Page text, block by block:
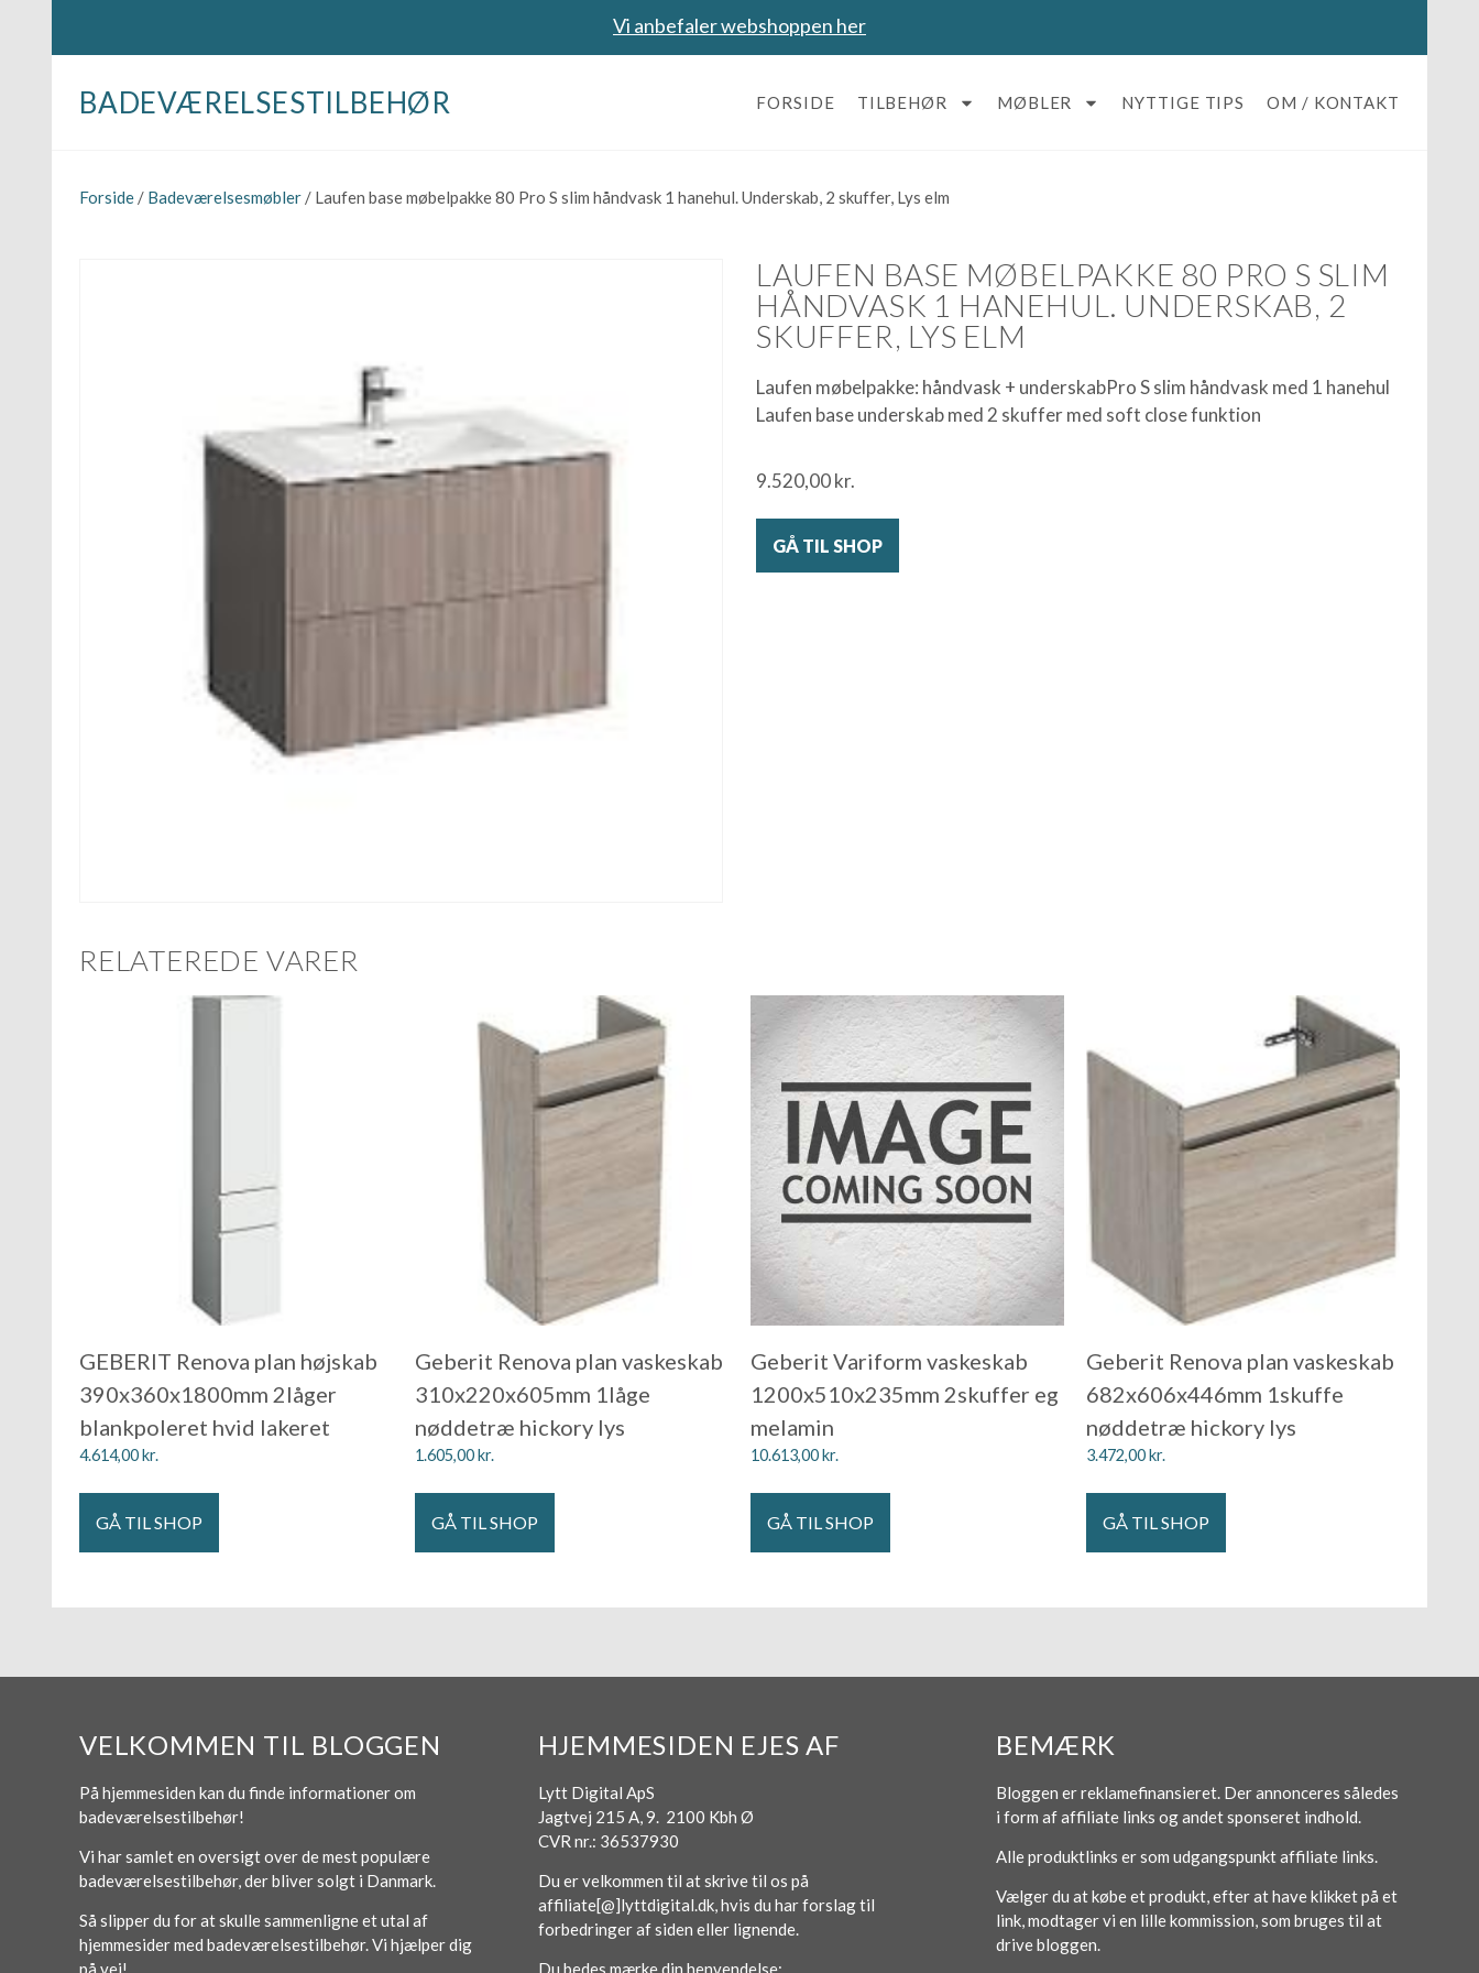
Vi anbefaler webshoppen her
BADEVÆRELSESTILBEHØR FORSIDE TILBEHØR MØBLER NYTTIGE TIPS OM / KONTAKT
Forside / Badeværelsesmøbler / Laufen base møbelpakke 80 Pro S slim håndvask 1 hanehul. Underskab, 2 skuffer, Lys elm
LAUFEN BASE MØBELPAKKE 80 PRO S SLIM
HÅNDVASK 1 HANEHUL. UNDERSKAB, 2
SKUFFER, LYS ELM
Laufen møbelpakke: håndvask + underskabPro S slim håndvask med 1 hanehul
Laufen base underskab med 2 skuffer med soft close funktion
9.520,00kr.
GÅ TIL SHOP
RELATEREDE VARER
GEBERIT Renova plan højskab
390x360x1800mm 2låger
blankpoleret hvid lakeret
4.614,00kr.
GÅ TIL SHOP
Geberit Renova plan vaskeskab
310x220x605mm 1låge
nøddetræ hickory lys
1.605,00kr.
GÅ TIL SHOP
Geberit Variform vaskeskab
1200x510x235mm 2skuffer eg
melamin
10.613,00kr.
GÅ TIL SHOP
Geberit Renova plan vaskeskab
682x606x446mm 1skuffe
nøddetræ hickory lys
3.472,00kr.
GÅ TIL SHOP
VELKOMMEN TIL BLOGGEN
På hjemmesiden kan du finde informationer om
badeværelsestilbehør!
Vi har samlet en oversigt over de mest populære
badeværelsestilbehør, der bliver solgt i Danmark.
Så slipper du for at skulle sammenligne et utal af
hjemmesider med badeværelsestilbehør. Vi hjælper dig
HJEMMESIDEN EJES AF
Lytt Digital ApS
Jagtvej 215 A, 9. 2100 Kbh Ø
CVR nr.: 36537930
Du er velkommen til at skrive til os på
affiliate[@]lyttdigital.dk, hvis du har forslag til
forbedringer af siden eller lignende.
BEMÆRK
Bloggen er reklamefinansieret. Der annonceres således
i form af affiliate links og andet sponseret indhold.
Alle produktlinks er som udgangspunkt affiliate links.
Vælger du at købe et produkt, efter at have klikket på et
link, modtager vi en lille kommission, som bruges til at
drive bloggen.